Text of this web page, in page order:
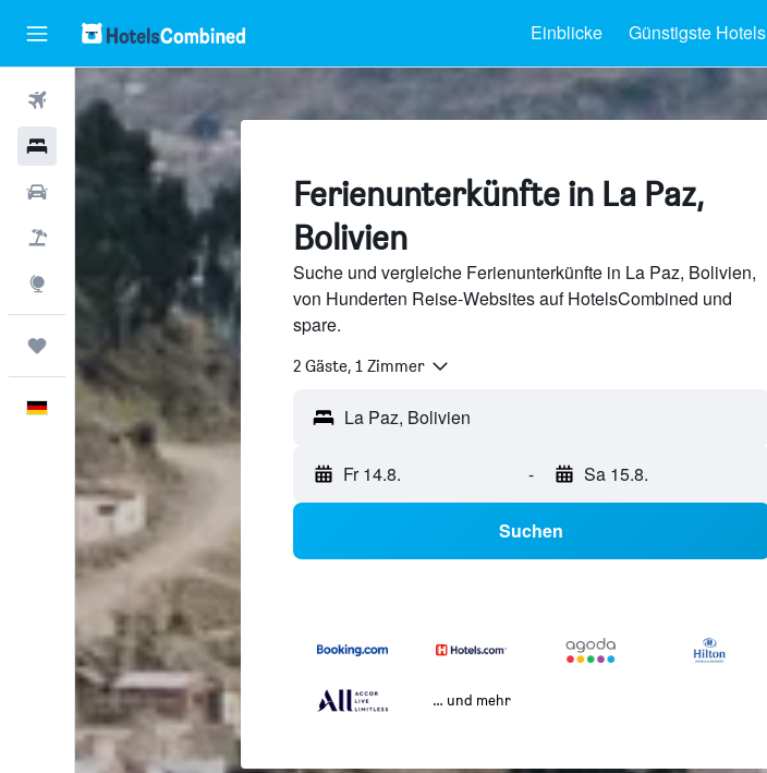
Einblicke Günstigste Hotels
Flüge
Pauschalreisen
Explore
Trips
Deutsch
Ferienunterkünfte in La Paz,
Bolivien
Suche und vergleiche Ferienunterkünfte in La Paz, Bolivien,
von Hunderten Reise-Websites auf HotelsCombined und
spare.
2 Gäste, 1 Zimmer
Fr 14.8. - Sa 15.8.
Suchen
… und mehr